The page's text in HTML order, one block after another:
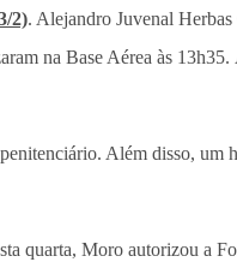
2). Alejandro Juvenal
na Base Aérea às
Além disso, um
Moro autorizou a